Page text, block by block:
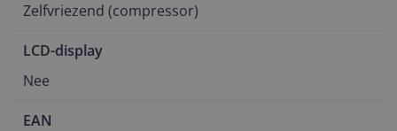
Zelfvriezend (compressor)
LCD-display
Nee
EAN